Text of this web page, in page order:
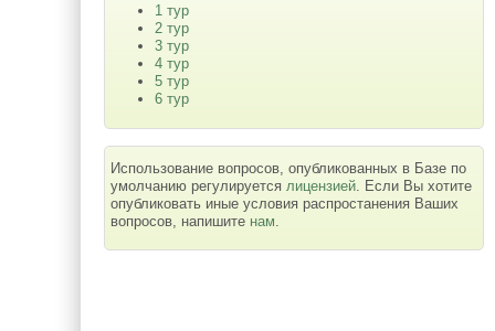
1 тур
2 тур
3 тур
4 тур
5 тур
6 тур
Использование вопросов, опубликованных в Базе по
умолчанию регулируется лицензией . Если Вы хотите
опубликовать иные условия распростанения Ваших
вопросов, напишите нам